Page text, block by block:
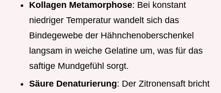
Kollagen Metamorphose: Bei konstant
niedriger Temperatur wandelt sich das
Bindegewebe der Hähnchenoberschenkel
langsam in weiche Gelatine um, was für das
saftige Mundgefühl sorgt.
Säure Denaturierung: Der Zitronensaft bricht